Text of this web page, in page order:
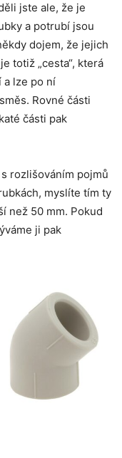
jste ale, že je
a potrubí jsou
dojem, že jejich
totiž „cesta“, která
a lze po ní
Rovné části
části pak
rozlišováním pojmů
myslíte tím ty
než 50 mm. Pokud
ji pak